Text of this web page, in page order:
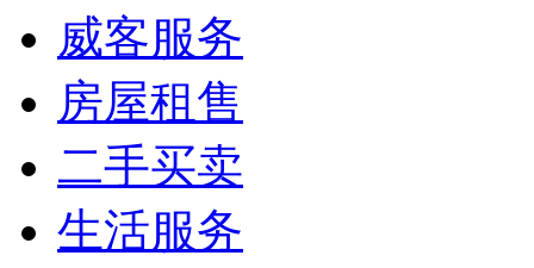
威客服务
房屋租售
二手买卖
生活服务